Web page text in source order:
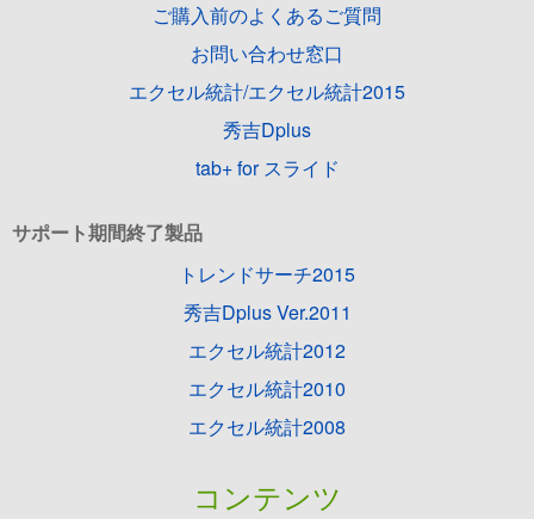
ご購入前のよくあるご質問
お問い合わせ窓口
エクセル統計/エクセル統計2015
秀吉Dplus
tab+ for スライド
サポート期間終了製品
トレンドサーチ2015
秀吉Dplus Ver.2011
エクセル統計2012
エクセル統計2010
エクセル統計2008
コンテンツ